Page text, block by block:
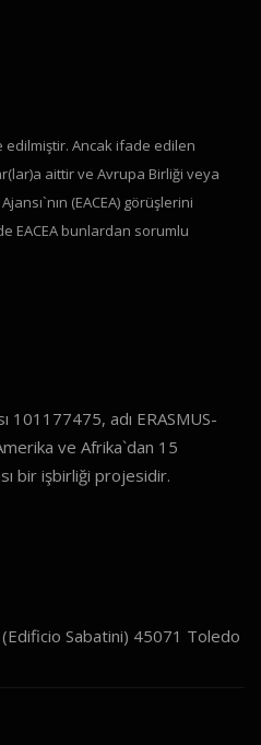
Ancak ifade edilen
aittir ve Avrupa Birliği veya
(EACEA) görüşlerini
EACEA bunlardan sorumlu
101177475, adı ERASMUS-
ve Afrika`dan 15
bir işbirliği projesidir.
Sabatini) 45071 Toledo